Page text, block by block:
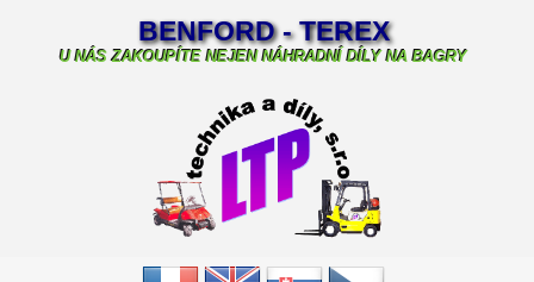
BENFORD - TEREX
U NÁS ZAKOUPÍTE NEJEN NÁHRADNÍ DÍLY NA BAGRY